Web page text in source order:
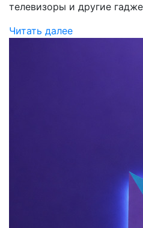
телевизоры и другие
Читать далее